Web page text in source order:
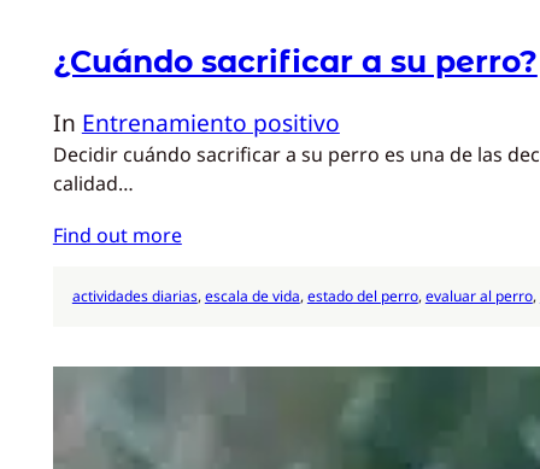
¿Cuándo sacrificar a su perro?
In Entrenamiento positivo
Decidir cuándo sacrificar a su perro es una de las
calidad…
Find out more
actividades diarias, escala de vida, estado del perro, evaluar al perro,